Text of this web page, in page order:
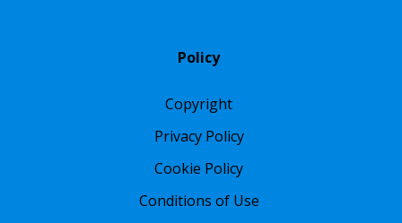
Policy
Copyright
Privacy Policy
Cookie Policy
Conditions of Use